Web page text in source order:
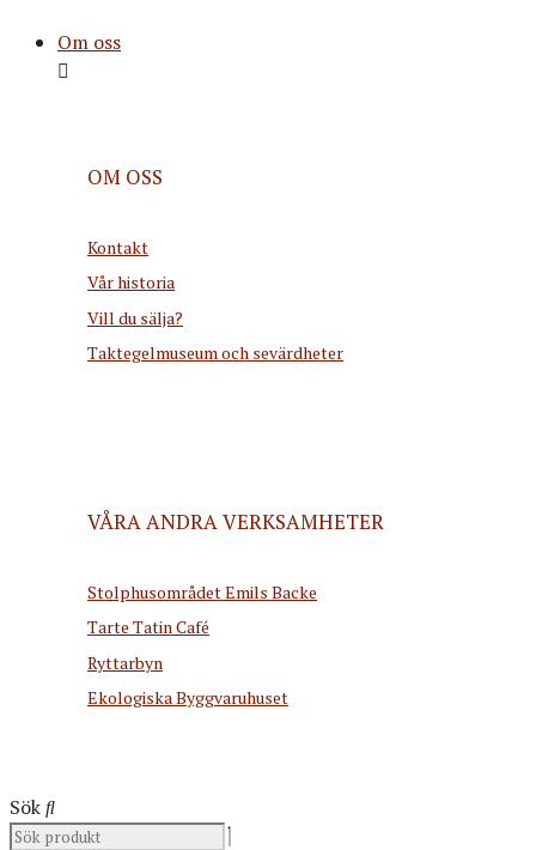
Om oss
OM OSS
Kontakt
Vår historia
Vill du sälja?
Taktegelmuseum och sevärdheter
VÅRA ANDRA VERKSAMHETER
Stolphusområdet Emils Backe
Tarte Tatin Café
Ryttarbyn
Ekologiska Byggvaruhuset
Sök